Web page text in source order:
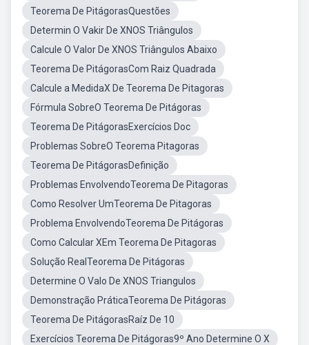
Teorema De PitágorasQuestões
Determin O Vakir De XNOS Triângulos
Calcule O Valor De XNOS Triângulos Abaixo
Teorema De PitágorasCom Raiz Quadrada
Calcule a MedidaX De Teorema De Pitagoras
Fórmula SobreO Teorema De Pitágoras
Teorema De PitágorasExercícios Doc
Problemas SobreO Teorema Pitagoras
Teorema De PitágorasDefinição
Problemas EnvolvendoTeorema De Pitagoras
Como Resolver UmTeorema De Pitagoras
Problema EnvolvendoTeorema De Pitágoras
Como Calcular XEm Teorema De Pitagoras
Solução RealTeorema De Pitágoras
Determine O Valo De XNOS Triangulos
Demonstração PráticaTeorema De Pitágoras
Teorema De PitágorasRaíz De 10
Exercícios Teorema De Pitágoras9º Ano Determine O X